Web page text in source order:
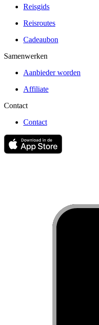
Reisgids
Reisroutes
Cadeaubon
Samenwerken
Aanbieder worden
Affiliate
Contact
Contact